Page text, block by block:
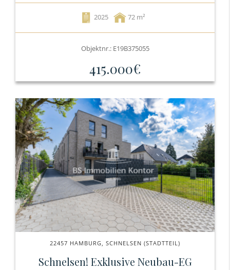
2025 72
Objektnr.: E19B375055
415.000€
22457 HAMBURG, SCHNELSEN (STADTTEIL)
Schnelsen! Exklusive Neubau-EG